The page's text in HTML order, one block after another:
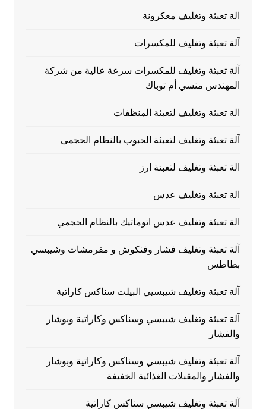
الة تعبئة وتغليف معكرونة
آلة تعبئة وتغليف للمكسرات
آلة تعبئة وتغليف للمكسرات سرعة عالية من شركة
المهندس منسي أم توباك
الة تعبئة وتغليف لتعبئة المنظفات
آلة تعبئة وتغليف لتعبئة الحبوب بالنظام الحجمى
الة تعبئة وتغليف لتعبئة ارز
الة تعبئة وتغليف عدس
الة تعبئة وتغليف عدس اتوماتيك بالنظام الحجمي
آلة تعبئة وتغليف فشار وفنكوش و مقرمشات وشيبسي
بطاطس
آلة تعبئة وتغليف شيبسيي البيلت سناكس كاراتية
آلة تعبئة وتغليف شيبسي وسناكس وكاراتية وبوشار
والفشار
آلة تعبئة وتغليف شيبسي وسناكس وكاراتية وبوشار
والفشار والمقبلات الغذائية الخفيفة
آلة تعبئة وتغليف شيبسي سناكس كاراتية